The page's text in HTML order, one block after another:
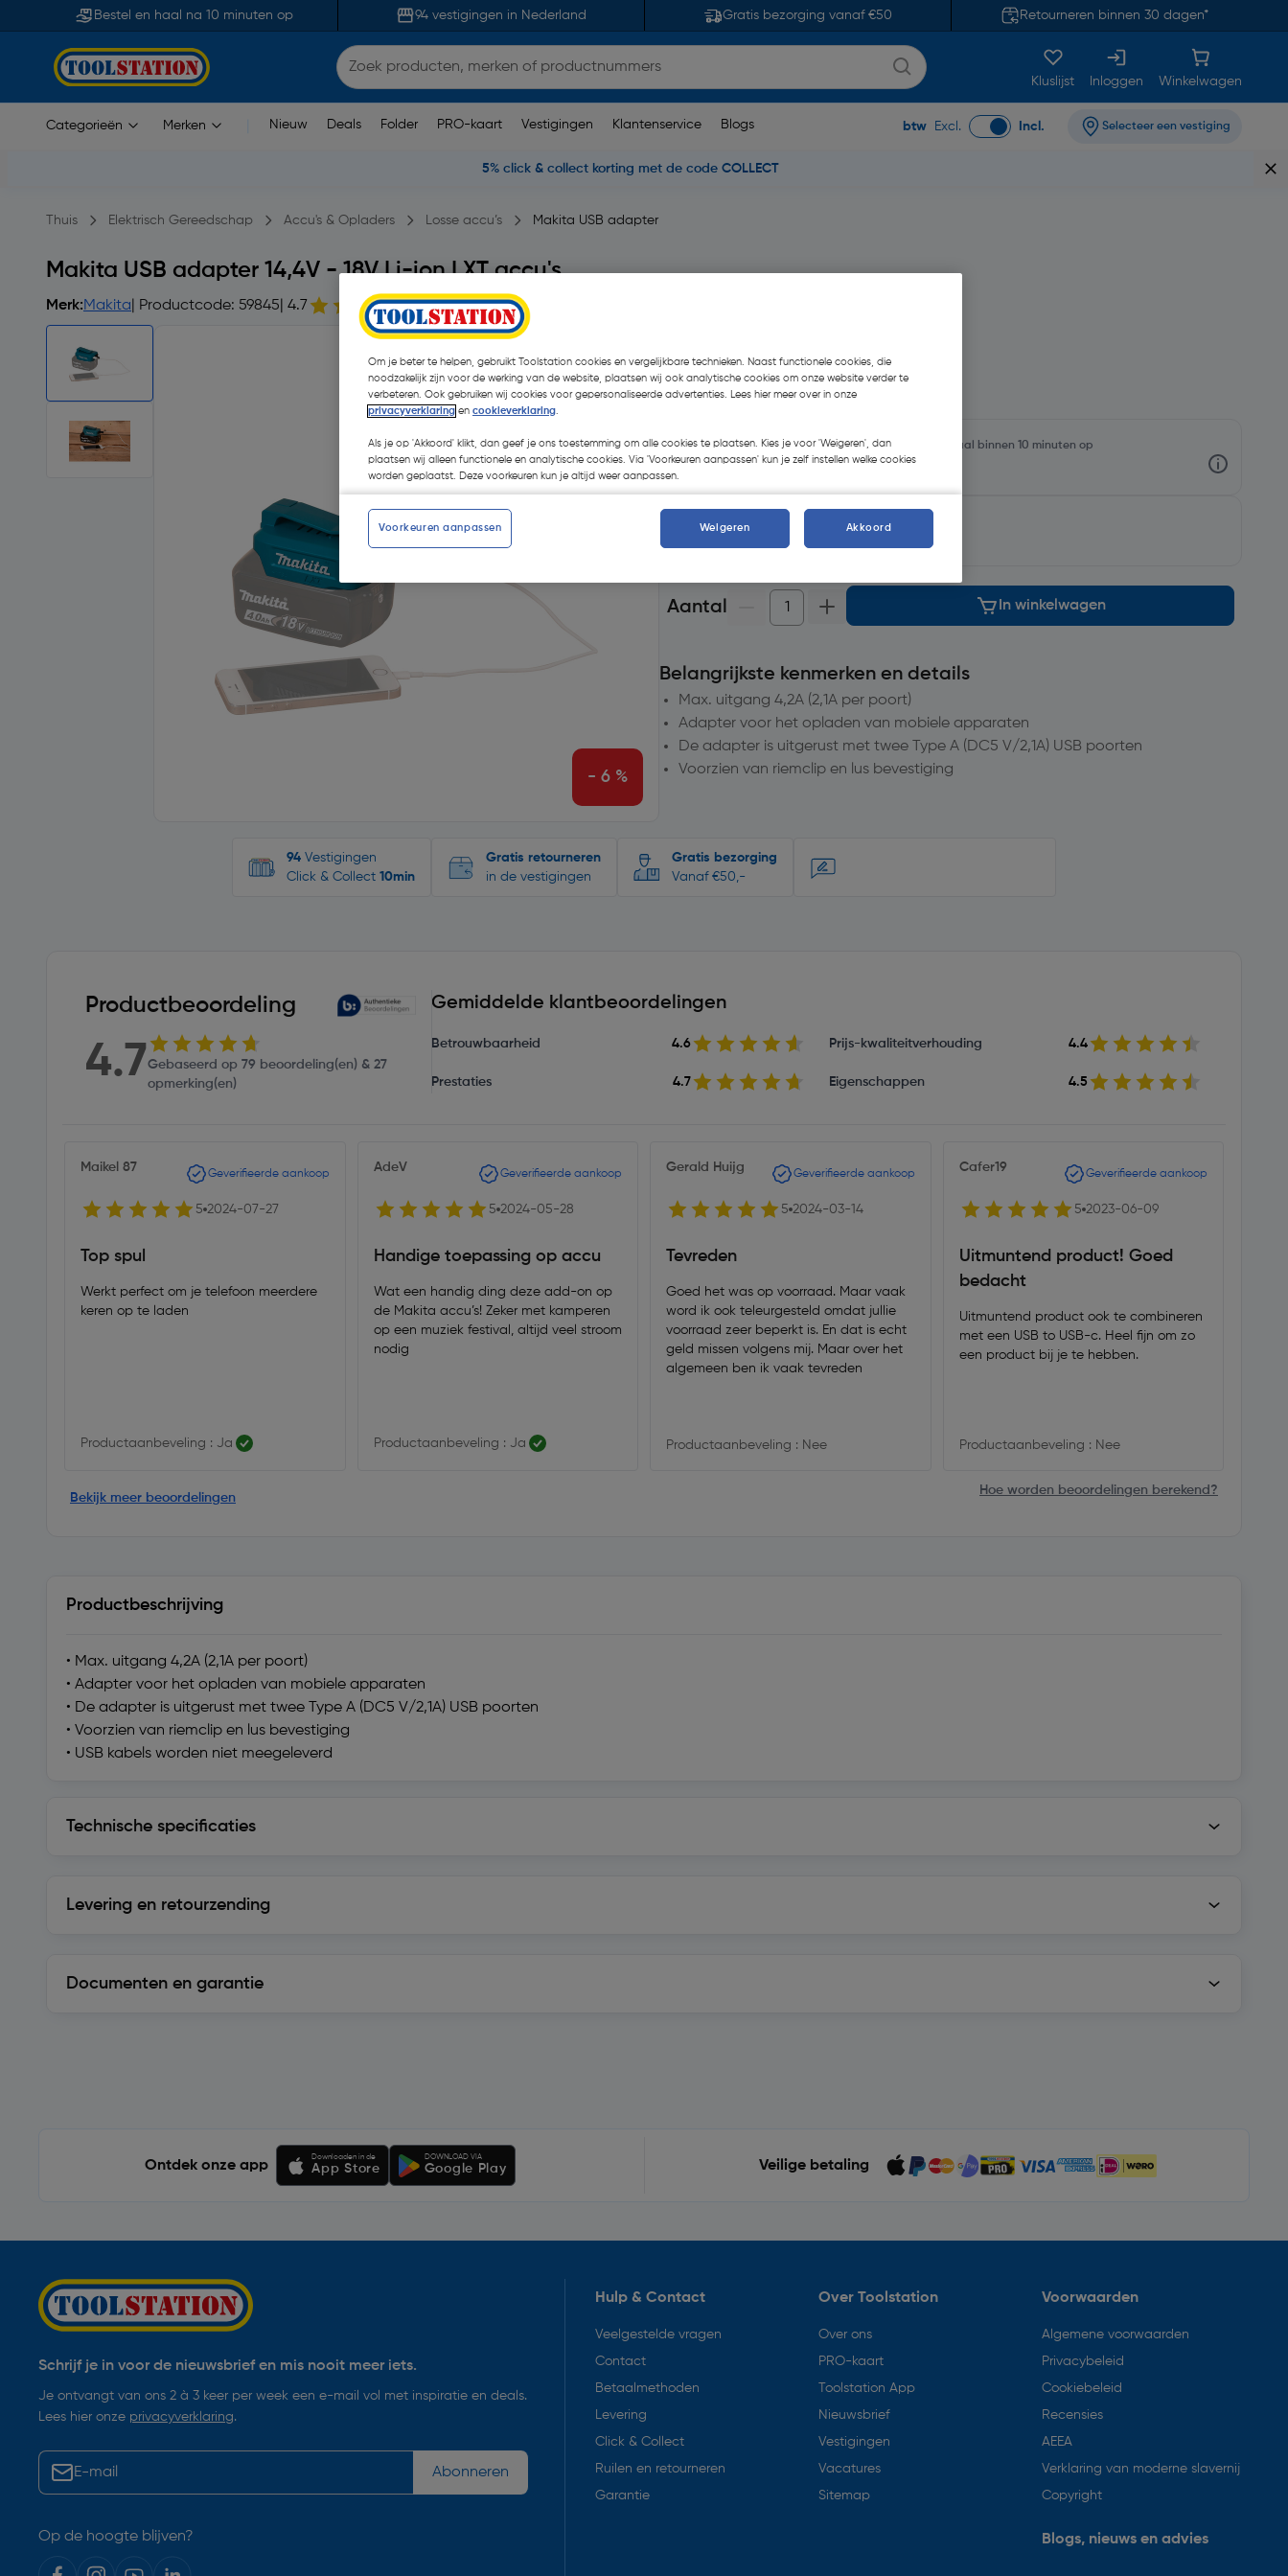
Bestel en haal na 10 minuten op 94 vestigingen in Nederland Gratis bezorging vanaf €50 Retourneren binnen 30 dagen*
Kluslijst Inloggen Winkelwagen
Categorieën Merken Nieuw Deals Folder PRO-kaart Vestigingen Klantenservice Blogs btw Excl. Incl. Selecteer een vestiging
5% click & collect korting met de code COLLECT
Thuis Elektrisch Gereedschap Accu's & Opladers Losse accu’s Makita USB adapter
Makita USB adapter 14,4V - 18V Li-ion LXT accu's
Merk:Makita | Productcode: 59845 | 4.7 79 opmerking(en)
- 6 %
€ 30,00| Excl. btw € 24,79
Selecteer winkel - Bekijk voorraadniveaus en haal binnen 10 minuten op
Selecteer vestiging
op voorraad. Morgen bezorgd
voor bezorging
Aantal In winkelwagen
Belangrijkste kenmerken en details
Max. uitgang 4,2A (2,1A per poort)
Adapter voor het opladen van mobiele apparaten
De adapter is uitgerust met twee Type A (DC5 V/2,1A) USB poorten
Voorzien van riemclip en lus bevestiging
94 Vestigingen
Click & Collect 10min
Gratis retourneren
in de vestigingen
Gratis bezorging
Vanaf €50,-
Productbeoordeling
4.7Gebaseerd op 79 beoordeling(en) & 27
opmerking(en)
Gemiddelde klantbeoordelingen
Betrouwbaarheid 4.6 Prijs-kwaliteitverhouding 4.4
Prestaties 4.7 Eigenschappen 4.5
Maikel 87 Geverifieerde aankoop
5 2024-07-27
Top spul
Werkt perfect om je telefoon meerdere
keren op te laden
Productaanbeveling : Ja
AdeV Geverifieerde aankoop
5 2024-05-28
Handige toepassing op accu
Wat een handig ding deze add-on op
de Makita accu’s! Zeker met kamperen
op een muziek festival, altijd veel stroom
nodig
Productaanbeveling : Ja
Gerald Huijg Geverifieerde aankoop
5 2024-03-14
Tevreden
Goed het was op voorraad. Maar vaak
word ik ook teleurgesteld omdat jullie
voorraad zeer beperkt is. En dat is echt
geld missen volgens mij. Maar over het
algemeen ben ik vaak tevreden
Productaanbeveling : Nee
Cafer19 Geverifieerde aankoop
5 2023-06-09
Uitmuntend product! Goed
bedacht
Uitmuntend product ook te combineren
met een USB to USB-c. Heel fijn om zo
een product bij je te hebben.
Productaanbeveling : Nee
Bekijk meer beoordelingen
Hoe worden beoordelingen berekend?
Productbeschrijving
• Max. uitgang 4,2A (2,1A per poort)
• Adapter voor het opladen van mobiele apparaten
• De adapter is uitgerust met twee Type A (DC5 V/2,1A) USB poorten
• Voorzien van riemclip en lus bevestiging
• USB kabels worden niet meegeleverd
Technische specificaties
Levering en retourzending
Documenten en garantie
Ontdek onze app
Downloaden in de
App Store
DOWNLOAD VIA
Google Play Veilige betaling
Schrijf je in voor de nieuwsbrief en mis nooit meer iets.
Je ontvangt van ons 2 à 3 keer per week een e-mail vol met inspiratie en deals.
Lees hier onze privacyverklaring.
Abonneren
Op de hoogte blijven?
Hulp & Contact
Veelgestelde vragen
Contact
Betaalmethoden
Levering
Click & Collect
Ruilen en retourneren
Garantie
Over Toolstation
Over ons
PRO-kaart
Toolstation App
Nieuwsbrief
Vestigingen
Vacatures
Sitemap
Voorwaarden
Algemene voorwaarden
Privacybeleid
Cookiebeleid
Recensies
AEEA
Verklaring van moderne slavernij
Copyright
Blogs, nieuws en advies
Om je beter te helpen, gebruikt Toolstation cookies en vergelijkbare technieken. Naast functionele cookies, die
noodzakelijk zijn voor de werking van de website, plaatsen wij ook analytische cookies om onze website verder te
verbeteren. Ook gebruiken wij cookies voor gepersonaliseerde advertenties. Lees hier meer over in onze
privacyverklaring en cookieverklaring.
Als je op 'Akkoord' klikt, dan geef je ons toestemming om alle cookies te plaatsen. Kies je voor 'Weigeren', dan
plaatsen wij alleen functionele en analytische cookies. Via 'Voorkeuren aanpassen' kun je zelf instellen welke cookies
worden geplaatst. Deze voorkeuren kun je altijd weer aanpassen.
Voorkeuren aanpassen Weigeren Akkoord